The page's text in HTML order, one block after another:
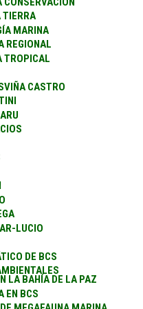
TIERRA
MARINA
REGIONAL
TROPICAL
CASTRO
LUCIO
DE BCS
LA BAHÍA DE LA PAZ
EN BCS